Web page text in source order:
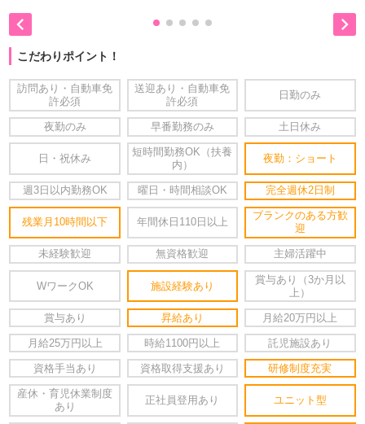
 
こだわりポイント！
訪問あり・自動車免
許必須
送迎あり・自動車免
許必須
日勤のみ
夜勤のみ 早番勤務のみ 土日休み
日・祝休み
短時間勤務OK（扶養
内）
夜勤：ショート
週3日以内勤務OK 曜日・時間相談OK 完全週休2日制
残業月10時間以下 年間休日110日以上
ブランクのある方歓
迎
未経験歓迎 無資格歓迎 主婦活躍中
WワークOK 施設経験あり
賞与あり（3か月以
上）
賞与あり 昇給あり 月給20万円以上
月給25万円以上 時給1100円以上 託児施設あり
資格手当あり 資格取得支援あり 研修制度充実
産休・育児休業制度
あり
正社員登用あり ユニット型